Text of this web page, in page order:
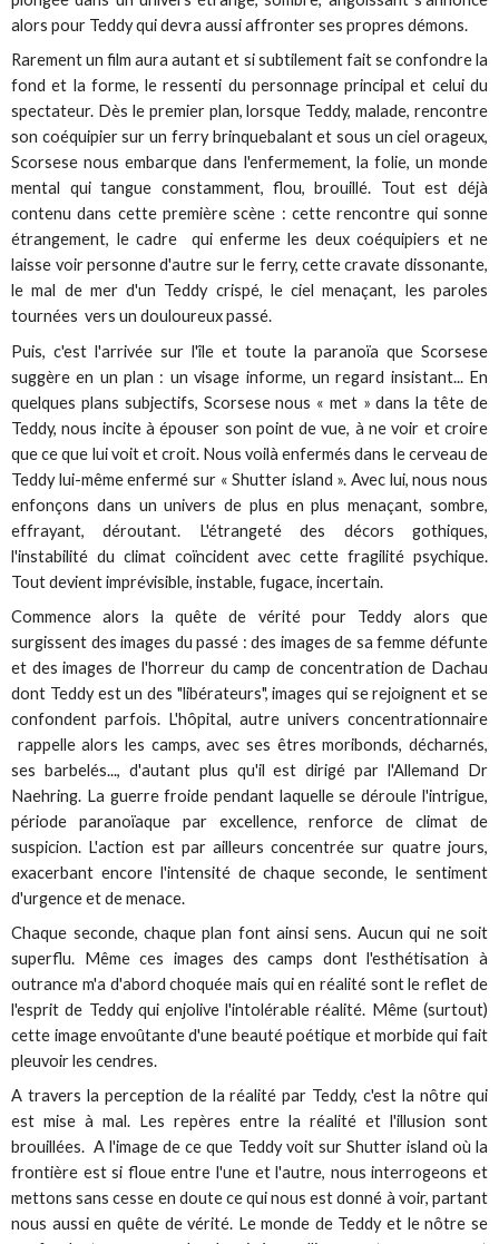
alors pour Teddy qui devra aussi affronter ses propres démons.
Rarement un film aura autant et si subtilement fait se confondre la
fond et la forme, le ressenti du personnage principal et celui du
spectateur. Dès le premier plan, lorsque Teddy, malade, rencontre
son coéquipier sur un ferry brinquebalant et sous un ciel orageux,
Scorsese nous embarque dans l'enfermement, la folie, un monde
mental qui tangue constamment, flou, brouillé. Tout est déjà
contenu dans cette première scène : cette rencontre qui sonne
étrangement, le cadre qui enferme les deux coéquipiers et ne
laisse voir personne d'autre sur le ferry, cette cravate dissonante,
le mal de mer d'un Teddy crispé, le ciel menaçant, les paroles
tournées vers un douloureux passé.
Puis, c'est l'arrivée sur l'île et toute la paranoïa que Scorsese
suggère en un plan : un visage informe, un regard insistant... En
quelques plans subjectifs, Scorsese nous « met » dans la tête de
Teddy, nous incite à épouser son point de vue, à ne voir et croire
que ce que lui voit et croit. Nous voilà enfermés dans le cerveau de
Teddy lui-même enfermé sur « Shutter island ». Avec lui, nous nous
enfonçons dans un univers de plus en plus menaçant, sombre,
effrayant, déroutant. L'étrangeté des décors gothiques,
l'instabilité du climat coïncident avec cette fragilité psychique.
Tout devient imprévisible, instable, fugace, incertain.
Commence alors la quête de vérité pour Teddy alors que
surgissent des images du passé : des images de sa femme défunte
et des images de l'horreur du camp de concentration de Dachau
dont Teddy est un des "libérateurs", images qui se rejoignent et se
confondent parfois. L'hôpital, autre univers concentrationnaire
rappelle alors les camps, avec ses êtres moribonds, décharnés,
ses barbelés..., d'autant plus qu'il est dirigé par l'Allemand Dr
Naehring. La guerre froide pendant laquelle se déroule l'intrigue,
période paranoïaque par excellence, renforce de climat de
suspicion. L'action est par ailleurs concentrée sur quatre jours,
exacerbant encore l'intensité de chaque seconde, le sentiment
d'urgence et de menace.
Chaque seconde, chaque plan font ainsi sens. Aucun qui ne soit
superflu. Même ces images des camps dont l'esthétisation à
outrance m'a d'abord choquée mais qui en réalité sont le reflet de
l'esprit de Teddy qui enjolive l'intolérable réalité. Même (surtout)
cette image envoûtante d'une beauté poétique et morbide qui fait
pleuvoir les cendres.
A travers la perception de la réalité par Teddy, c'est la nôtre qui
est mise à mal. Les repères entre la réalité et l'illusion sont
brouillées. A l'image de ce que Teddy voit sur Shutter island où la
frontière est si floue entre l'une et l'autre, nous interrogeons et
mettons sans cesse en doute ce qui nous est donné à voir, partant
nous aussi en quête de vérité. Le monde de Teddy et le nôtre se